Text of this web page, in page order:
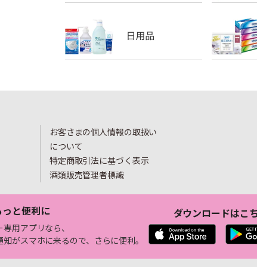
お客さまの個人情報の取扱い
について
特定商取引法に基づく表示
酒類販売管理者標識
っと便利に
用アプリなら、
知がスマホに来るので、さらに便利。
ダウンロードはこ